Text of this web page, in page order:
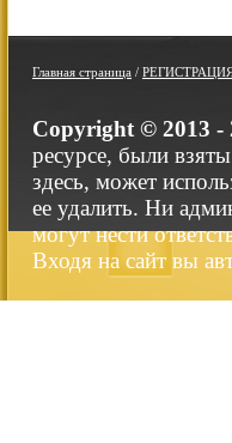
Главная страница /
Copyright © 2013 -
ресурсе, были
здесь, может
ее удалить. Ни
могут нести
Входя на сайт вы